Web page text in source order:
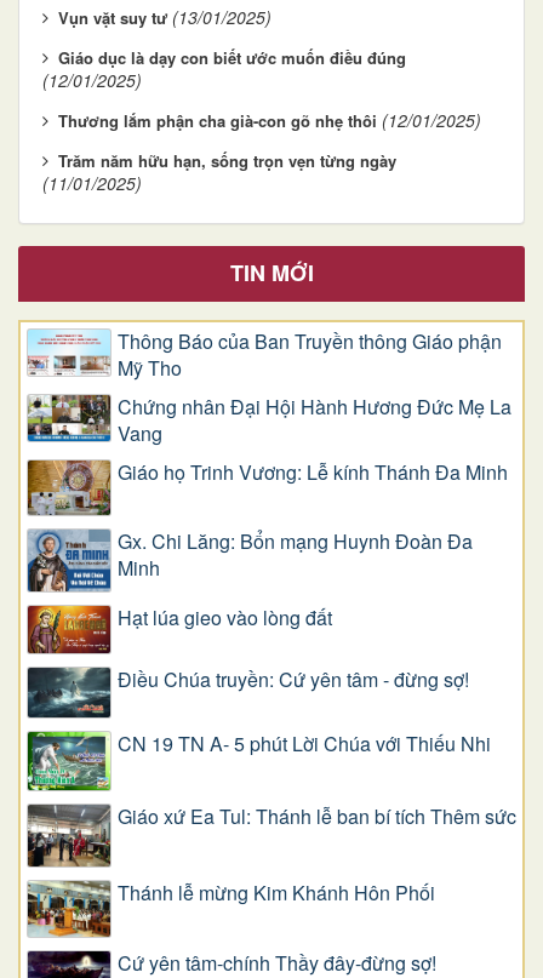
Vụn vặt suy tư (13/01/2025)
Giáo dục là dạy con biết ước muốn điều đúng
(12/01/2025)
Thương lắm phận cha già-con gõ nhẹ thôi (12/01/2025)
Trăm năm hữu hạn, sống trọn vẹn từng ngày
(11/01/2025)
TIN MỚI
Thông Báo của Ban Truyền thông Giáo phận
Mỹ Tho
Chứng nhân Đại Hội Hành Hương Đức Mẹ La
Vang
Giáo họ Trinh Vương: Lễ kính Thánh Đa Minh
Gx. Chi Lăng: Bổn mạng Huynh Đoàn Đa
Minh
Hạt lúa gieo vào lòng đất
Điều Chúa truyền: Cứ yên tâm - đừng sợ!
CN 19 TN A- 5 phút Lời Chúa với Thiếu Nhi
Giáo xứ Ea Tul: Thánh lễ ban bí tích Thêm sức
Thánh lễ mừng Kim Khánh Hôn Phối
Cứ yên tâm-chính Thầy đây-đừng sợ!